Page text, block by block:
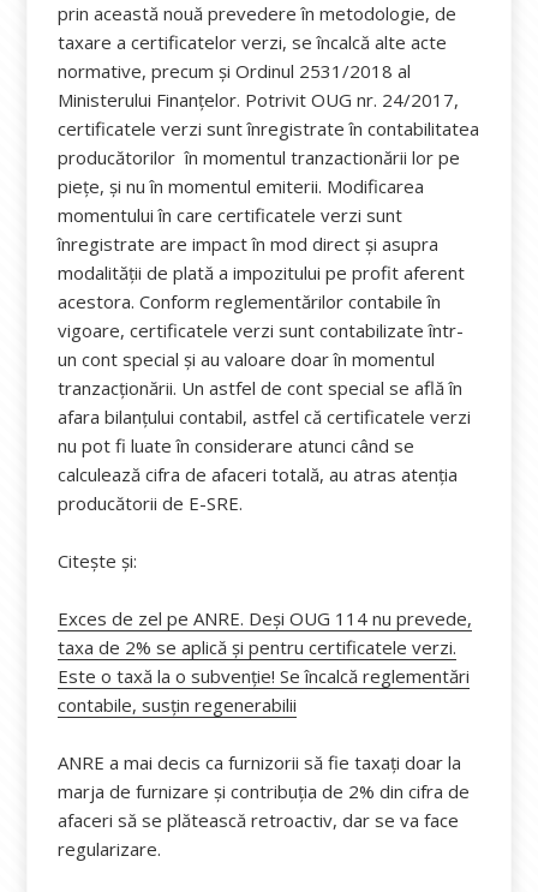
prin această nouă prevedere în metodologie, de
taxare a certificatelor verzi, se încalcă alte acte
normative, precum și Ordinul 2531/2018 al
Ministerului Finanțelor. Potrivit OUG nr. 24/2017,
certificatele verzi sunt înregistrate în contabilitatea
producătorilor în momentul tranzactionării lor pe
piețe, și nu în momentul emiterii. Modificarea
momentului în care certificatele verzi sunt
înregistrate are impact în mod direct și asupra
modalității de plată a impozitului pe profit aferent
acestora. Conform reglementărilor contabile în
vigoare, certificatele verzi sunt contabilizate într-
un cont special și au valoare doar în momentul
tranzacționării. Un astfel de cont special se află în
afara bilanțului contabil, astfel că certificatele verzi
nu pot fi luate în considerare atunci când se
calculează cifra de afaceri totală, au atras atenția
producătorii de E-SRE.
Citește și:
Exces de zel pe ANRE. Deși OUG 114 nu prevede,
taxa de 2% se aplică și pentru certificatele verzi.
Este o taxă la o subvenţie! Se încalcă reglementări
contabile, susțin regenerabilii
ANRE a mai decis ca furnizorii să fie taxați doar la
marja de furnizare și contribuția de 2% din cifra de
afaceri să se plătească retroactiv, dar se va face
regularizare.